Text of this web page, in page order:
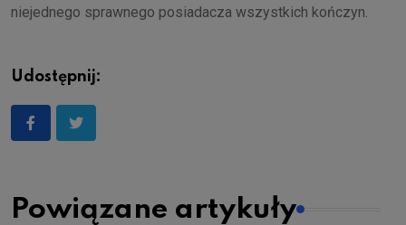
niejednego sprawnego posiadacza wszystkich kończyn.
Udostępnij:
Powiązane artykuły